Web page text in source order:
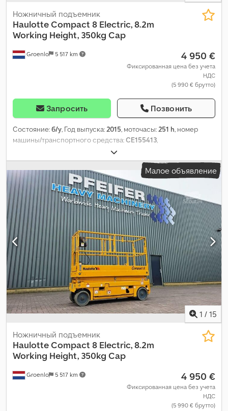
Groenlo 5 517 km
Ножничный подъемник
HaulotteCompact 8 Electric, 8.2m
Working Height, 350kg Cap
4 950 €
Фиксированная цена без учета
НДС
(5 990 € брутто)
Запросить Позвонить
Состояние:б/у, Год выпуска: 2015, моточасы: 251 h, номер
машины/транспортного средства:CE155413
Малое объявление
1 / 15
Groenlo 5 517 km
Ножничный подъемник
HaulotteCompact 8 Electric, 8.2m
Working Height, 350kg Cap
4 950 €
Фиксированная цена без учета
НДС
(5 990 € брутто)